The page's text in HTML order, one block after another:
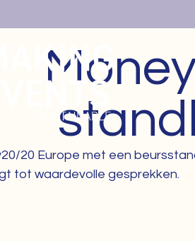
20 Europe met een
tot waardevolle gesprekken.